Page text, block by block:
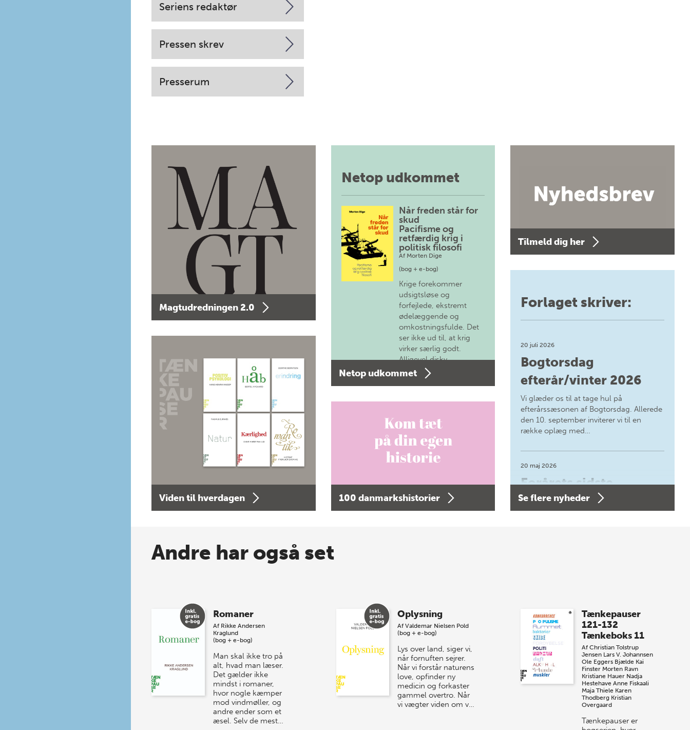
Seriens redaktør
Pressen skrev
Presserum
Magtudredningen 2.0
Viden til hverdagen
Netop udkommet
Når freden står for
skud
Pacifisme og
retfærdig krig i
politisk filosofi
Af Morten Dige
(bog + e-bog)
Krige forekommer
udsigtsløse og
forfejlede, ekstremt
ødelæggende og
omkostningsfulde. Det
ser ikke ud til, at krig
virker særlig godt.
Alligevel diskv…
Netop udkommet
100 danmarkshistorier
Tilmeld dig her
Forlaget skriver:
20 juli 2026
Bogtorsdag
efterår/vinter 2026
Vi glæder os til at tage hul på
efterårssæsonen af Bogtorsdag. Allerede
den 10. september inviterer vi til en
række oplæg med…
20 maj 2026
Forårets sidste
Bogtorsdag 11. juni
sommer-lagersalg!
Vi gentager succesen og inviterer igen i
år til vores store sommer-lagersalg,
så sæt kryds i kalenderen onsdag den
10. j…
Se flere nyheder
Andre har også set
Romaner
Af Rikke Andersen
Kraglund
(bog + e-bog)
Man skal ikke tro på
alt, hvad man læser.
Det gælder ikke
mindst i romaner,
hvor nogle kæmper
mod vindmøller, og
andre ender som et
æsel. Selv de mest…
Oplysning
Af Valdemar Nielsen Pold
(bog + e-bog)
Lys over land, siger vi,
når fornuften sejrer.
Når vi forstår naturens
love, opfinder ny
medicin og forkaster
gammel overtro. Når
vi vægter viden om v…
Tænkepauser
121-132
Tænkeboks 11
AfChristian Tolstrup
Jensen Lars V. Johannsen
Ole Eggers Bjælde Kai
Finster Morten Ravn
Kristiane Hauer Nadja
Hestehave Anne Fiskaali
Maja Thiele Karen
Thodberg Kristian
Overgaard
Tænkepauser er